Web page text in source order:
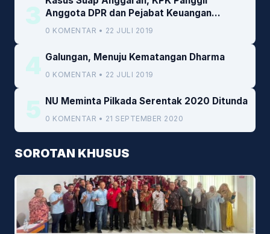
3 Anggota DPR dan Pejabat Keuangan
Kemenkeu
0 KOMENTAR • 22 JULI 2019
4 Galungan, Menuju Kematangan Dharma
0 KOMENTAR • 22 JULI 2019
5 NU Meminta Pilkada Serentak 2020 Ditunda
0 KOMENTAR • 21 SEPTEMBER 2020
SOROTAN KHUSUS